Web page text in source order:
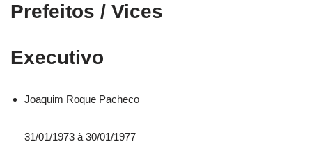
Prefeitos / Vices
Executivo
Joaquim Roque Pacheco
31/01/1973 à 30/01/1977